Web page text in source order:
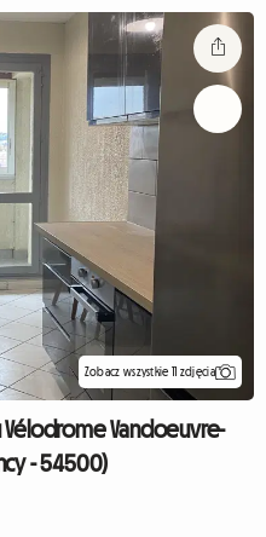
Zobacz wszystkie 11 zdjęcia
Vélodrome Vandoeuvre-
- 54500)